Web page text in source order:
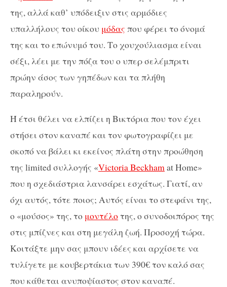
της, αλλά καθ’ υπόδειξιν στις αρμόδιες
υπαλλήλους του οίκου μόδας που φέρει το όνομά
της και το επώνυμό του. Το χουχούλιασμα είναι
σέξι, λέει με την πόζα του ο υπερ σελέμπριτι
πρώην άσος των γηπέδων και τα πλήθη
παραληρούν.
Ή έτσι θέλει να ελπίζει η Βικτόρια που τον έχει
στήσει στον καναπέ και τον φωτογραφίζει με
σκοπό να βάλει κι εκείνος πλάτη στην προώθηση
της limited συλλογής «Victoria Beckham at Home»
που η σχεδιάστρια λανσάρει εσχάτως. Γιατί, αν
όχι αυτός, τότε ποιος; Αυτός είναι το στεφάνι της,
ο «μούσος» της, το μοντέλοτης, ο συνοδοιπόρος της
στις μπίζνες και στη μεγάλη ζωή. Προσοχή τώρα.
Κοιτάξτε μην σας μπουν ιδέες και αρχίσετε να
τυλίγετε με κουβερτάκια των 390€ τον καλό σας
που κάθεται ανυποψίαστος στον καναπέ.